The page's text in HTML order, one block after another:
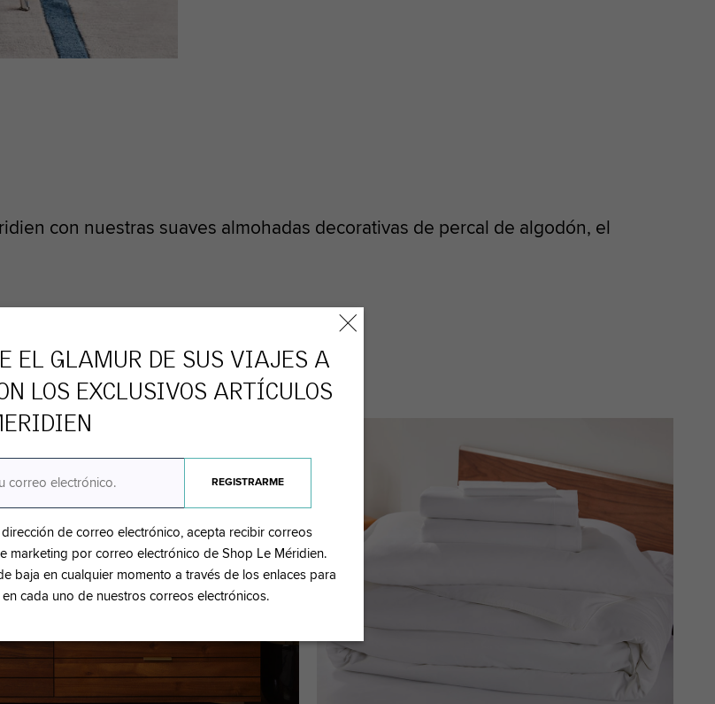
con nuestras suaves almohadas decorativas de percal de algodón, el
EL GLAMUR DE SUS VIAJES A
LOS EXCLUSIVOS ARTÍCULOS
de correo electrónico, acepta recibir correos
marketing por correo electrónico de Shop Le Méridien.
baja en cualquier momento a través de los enlaces para
cada uno de nuestros correos electrónicos.